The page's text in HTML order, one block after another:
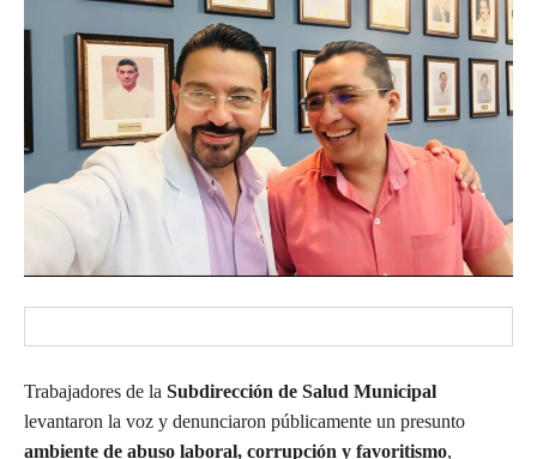
Trabajadores de la Subdirección de Salud Municipal
levantaron la voz y denunciaron públicamente un presunto
ambiente de abuso laboral, corrupción y favoritismo,